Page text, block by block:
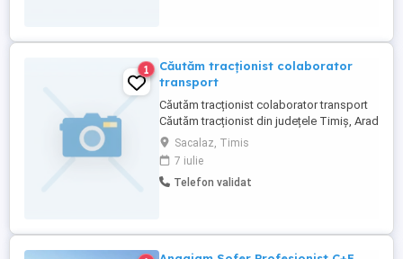
1
Căutăm tracționist colaborator
transport
Căutăm tracționist colaborator transport
Căutăm tracționist din județele Timiș, Arad
sau Caraș-Severin, care deține cap tractor
standard, mega sau semi-mega. Kitul de
basculare montat pe autovehicul
constituie un avantaj. Se lucrează cu
Sacalaz, Timis
7 iulie
Telefon validat